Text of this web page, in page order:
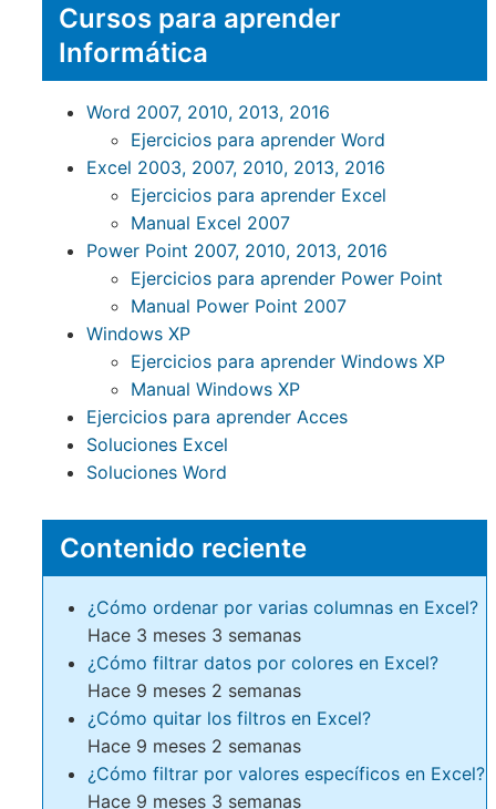
Cursos para aprender
Informática
Word 2007, 2010, 2013, 2016
Ejercicios para aprender Word
Excel 2003, 2007, 2010, 2013, 2016
Ejercicios para aprender Excel
Manual Excel 2007
Power Point 2007, 2010, 2013, 2016
Ejercicios para aprender Power Point
Manual Power Point 2007
Windows XP
Ejercicios para aprender Windows XP
Manual Windows XP
Ejercicios para aprender Acces
Soluciones Excel
Soluciones Word
Contenido reciente
¿Cómo ordenar por varias columnas en Excel?
Hace 3 meses 3 semanas
¿Cómo filtrar datos por colores en Excel?
Hace 9 meses 2 semanas
¿Cómo quitar los filtros en Excel?
Hace 9 meses 2 semanas
¿Cómo filtrar por valores específicos en Excel?
Hace 9 meses 3 semanas